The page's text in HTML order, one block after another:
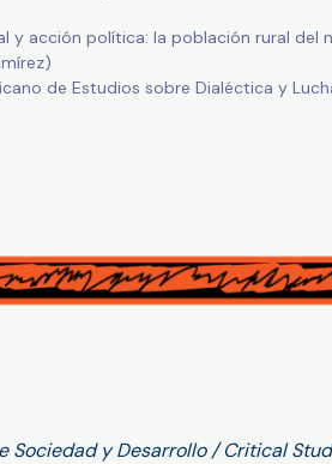
y acción política: la población rural
de Estudios sobre Dialéctica y
Sociedad y Desarrollo / Critical